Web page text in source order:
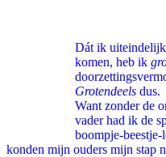
Dát ik
komen, heb ik
Grotendeels dus.
Want zonder de
vader had ik de
boompje-
konden mijn ouders mijn stap